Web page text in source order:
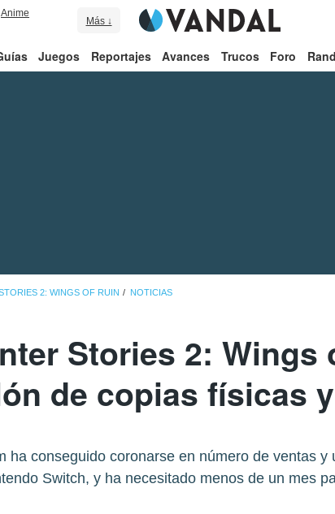
Anime
Más ↓
Juegos Reportajes Avances Trucos Foro
2: WINGS OF RUIN NOTICIAS
Stories 2: Wings
de copias físicas
ha conseguido coronarse en número de ventas
Switch, y ha necesitado menos de un mes